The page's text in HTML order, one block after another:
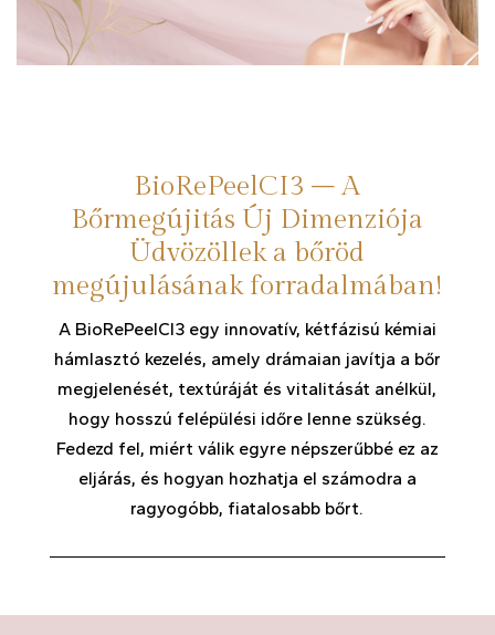
BioRePeelCI3 – A
Bőrmegújitás Új Dimenziója
Üdvözöllek a bőröd
megújulásának forradalmában!
A BioRePeelCl3 egy innovatív, kétfázisú kémiai
hámlasztó kezelés, amely drámaian javítja a bőr
megjelenését, textúráját és vitalitását anélkül,
hogy hosszú felépülési időre lenne szükség.
Fedezd fel, miért válik egyre népszerűbbé ez az
eljárás, és hogyan hozhatja el számodra a
ragyogóbb, fiatalosabb bőrt.